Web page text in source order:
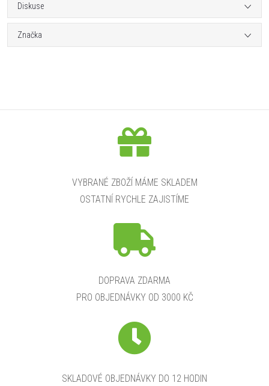
Diskuse
Značka
VYBRANÉ ZBOŽÍ MÁME SKLADEM
OSTATNÍ RYCHLE ZAJISTÍME
DOPRAVA ZDARMA
PRO OBJEDNÁVKY OD 3000 KČ
SKLADOVÉ OBJEDNÁVKY DO 12 HODIN